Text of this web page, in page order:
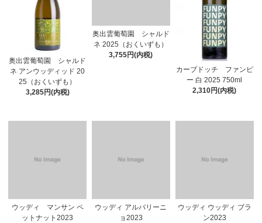
奥出雲葡萄園 シャルド
ネ アンウッディッド 20
25（おくいずも）
3,285円(内税)
奥出雲葡萄園 シャルド
ネ 2025（おくいずも）
3,755円(内税)
カーブドッチ ファンピ
ー 白 2025 750ml
2,310円(内税)
ウッディ マンサン ペ
ットナット2023
ウッディ アルバリーニ
ョ2023
ウッディ ウッディ ブラ
ン2023